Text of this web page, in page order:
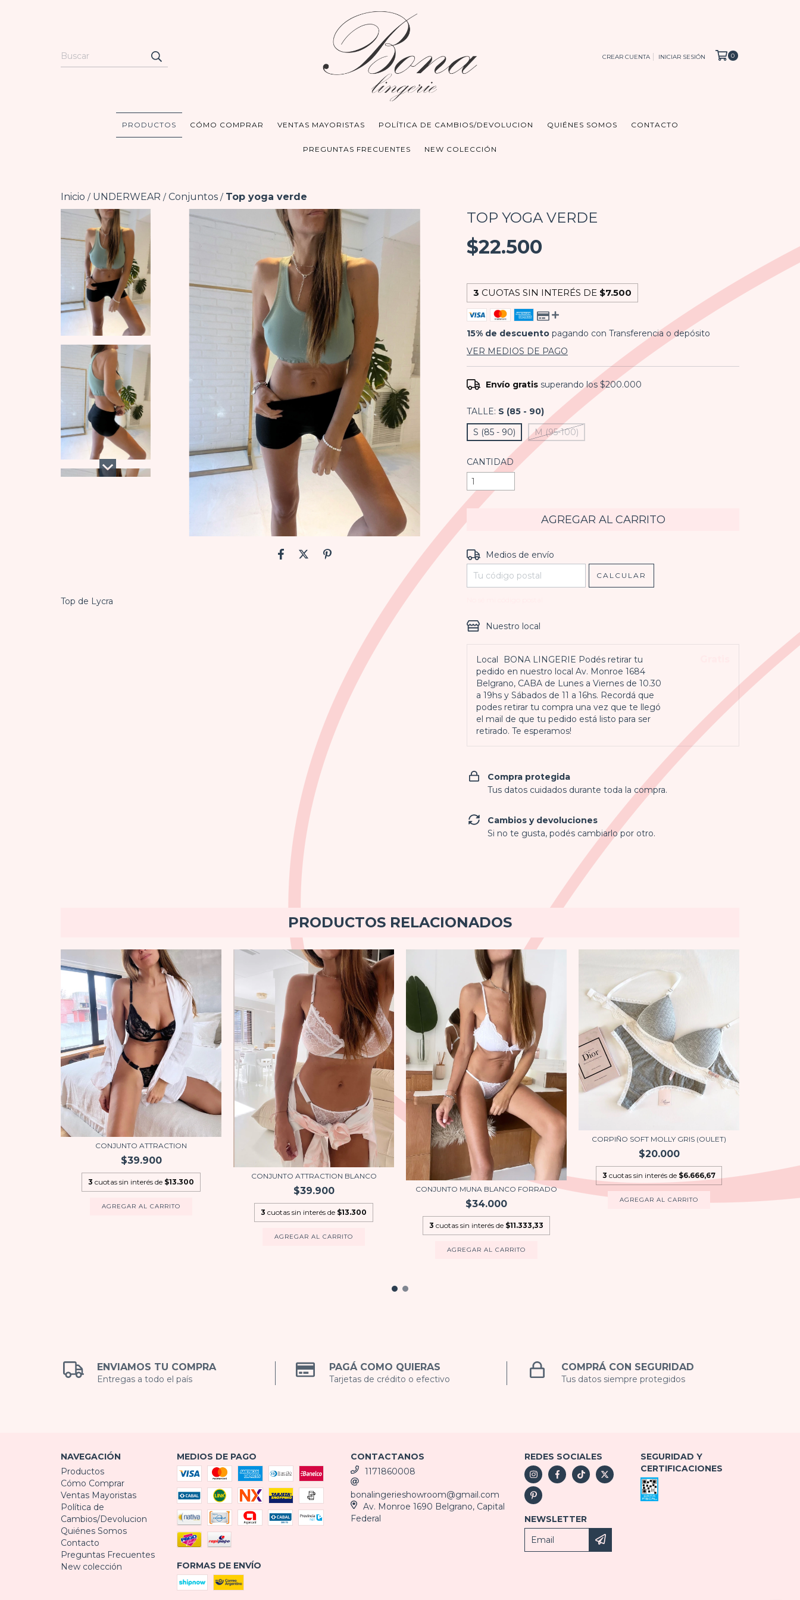
CREAR CUENTA INICIAR SESIÓN 0
PRODUCTOS CÓMO COMPRAR VENTAS MAYORISTAS POLÍTICA DE CAMBIOS/DEVOLUCION QUIÉNES SOMOS CONTACTO
PREGUNTAS FRECUENTES NEW COLECCIÓN
Inicio / UNDERWEAR / Conjuntos / Top yoga verde
Top de Lycra
TOP YOGA VERDE
$22.500
3 CUOTAS SIN INTERÉS DE $7.500
15% de descuento pagando con Transferencia o depósito
VER MEDIOS DE PAGO
Envío gratis superando los$200.000
TALLE: S (85 - 90)
S (85 - 90)
M (95-100)
CANTIDAD
Entregas para el CP:
Medios de envío
CALCULAR
Nuestro local
Local
BONA LINGERIE Podés retirar tu
pedido en nuestro local Av. Monroe 1684
Belgrano, CABA de Lunes a Viernes de 10.30
a 19hs y Sábados de 11 a 16hs. Recordá que
podes retirar tu compra una vez que te llegó
el mail de que tu pedido está listo para ser
retirado. Te esperamos!
Compra protegida
Tus datos cuidados durante toda la compra.
Cambios y devoluciones
Si no te gusta, podés cambiarlo por otro.
PRODUCTOS RELACIONADOS
CONJUNTO ATTRACTION
$39.900
3 cuotas sin interés de $13.300
AGREGAR AL CARRITO
CONJUNTO ATTRACTION BLANCO
$39.900
3 cuotas sin interés de $13.300
AGREGAR AL CARRITO
CONJUNTO MUNA BLANCO FORRADO
$34.000
3 cuotas sin interés de $11.333,33
AGREGAR AL CARRITO
CORPIÑO SOFT MOLLY GRIS (OULET)
$20.000
3 cuotas sin interés de $6.666,67
AGREGAR AL CARRITO
ENVIAMOS TU COMPRA
Entregas a todo el país
PAGÁ COMO QUIERAS
Tarjetas de crédito o efectivo
COMPRÁ CON SEGURIDAD
Tus datos siempre protegidos
NAVEGACIÓN
Productos
Cómo Comprar
Ventas Mayoristas
Política de
Cambios/Devolucion
Quiénes Somos
Contacto
Preguntas Frecuentes
New colección
MEDIOS DE PAGO
FORMAS DE ENVÍO
CONTACTANOS
1171860008
bonalingerieshowroom@gmail.com
Av. Monroe 1690 Belgrano, Capital
Federal
REDES SOCIALES
NEWSLETTER
SEGURIDAD Y
CERTIFICACIONES